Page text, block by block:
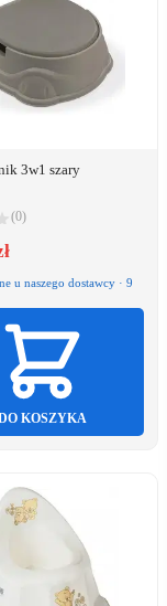
3w1 szary
(0)
u naszego dostawcy · 9
KOSZYKA